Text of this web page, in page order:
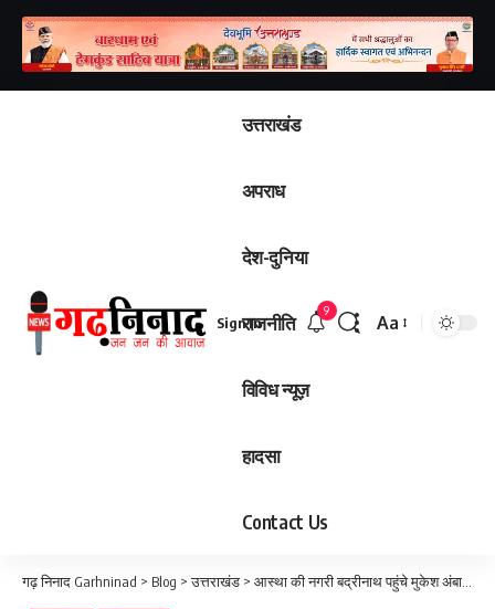
उत्तराखंड
अपराध
देश-दुनिया
राजनीति
विविध न्यूज़
हादसा
Contact Us
Sign In
9
Font
Aa
गढ़ निनाद Garhninad > Blog >उत्तराखंड > आस्था की नगरी बद्रीनाथ पहुंचे मुकेश अंबानी, स्वामी रसिक महाराज से लिया आशीर्वाद, दोनों धामों के लिए दिया 10 करोड़ का दान